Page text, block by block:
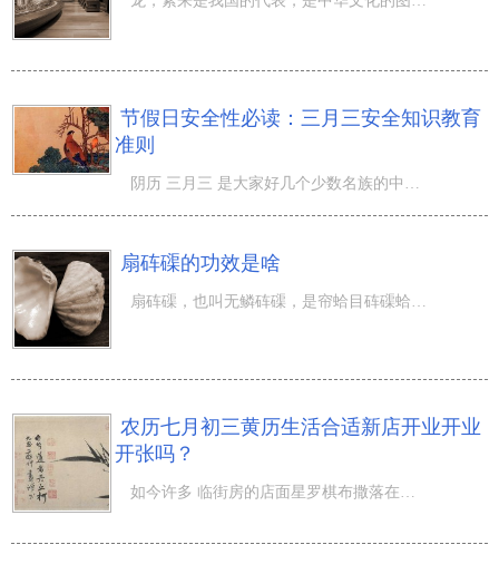
节假日安全性必读：三月三安全知识教育
准则
阴历 三月三 是大家好几个少数名族的中华民族节日，在其中最知名的当属广西自治区的阴历三月三歌圩节，每一
扇砗磲的功效是啥
扇砗磲，也叫无鳞砗磲，是帘蛤目砗磲蛤科砗磲蛤属的这种。这一名字关键由于其椰壳上缺乏肋及鱼鳞，厚椰壳很
农历七月初三黄历生活合适新店开业开业
开张吗？
如今许多 临街房的店面星罗棋布撒落在大城市的每一角，而开店面不但要留意一些事宜难题，另外一些传统式风